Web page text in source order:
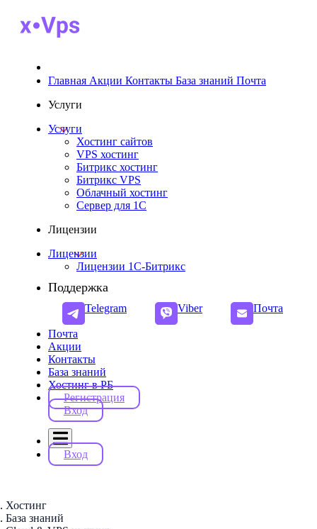
Главная Акции Контакты База знаний Почта
Услуги
Услуги
Хостинг сайтов
VPS хостинг
Битрикс хостинг
Битрикс VPS
Облачный хостинг
Cервер для 1С
Лицензии
Лицензии
Лицензии 1С-Битрикс
Поддержка
Telegram Viber Почта
Почта
Акции
Контакты
База знаний
Хостинг в РБ
Регистрация
Вход
Вход
Хостинг
База знаний